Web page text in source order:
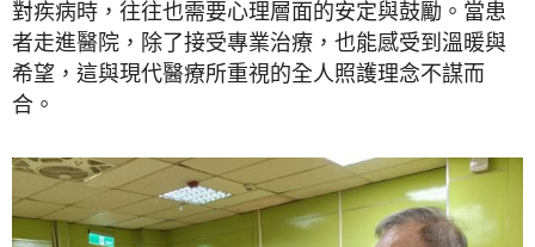
對疾病時，往往也需要心理層面的安定與鼓勵。當患
者走進醫院，除了接受專業治療，也能感受到溫暖與
希望，這與現代醫療所重視的全人照護理念不謀而
合。